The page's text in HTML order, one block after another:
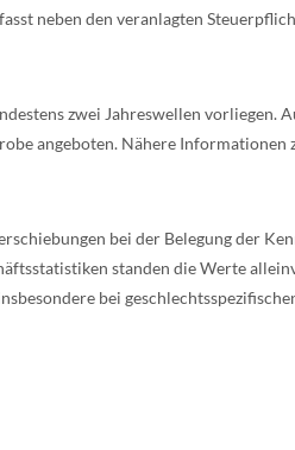
neben den veranlagten
zwei Jahreswellen vorliegen.
angeboten. Nähere Informationen
bei der Belegung der
standen die Werte
bei